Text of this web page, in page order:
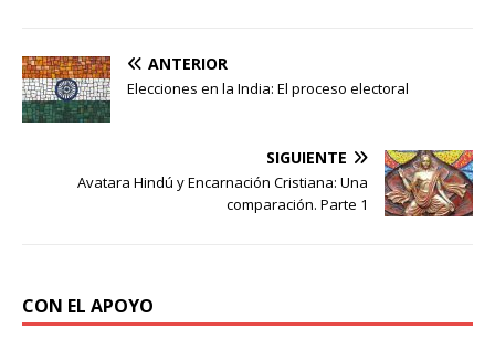
ANTERIOR
Elecciones en la India: El proceso electoral
SIGUIENTE
Avatara Hindú y Encarnación Cristiana: Una
comparación. Parte 1
CON EL APOYO